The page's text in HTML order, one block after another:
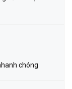
chóng